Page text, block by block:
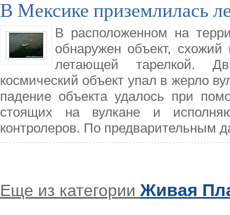
В Мексике приземлилась
В расположенном на
обнаружен объект, схожий
летающей тарелкой.
космический объект упал в жерло
падение объекта удалось при
стоящих на вулкане и
контролеров. По предварительным
Еще из категории Живая